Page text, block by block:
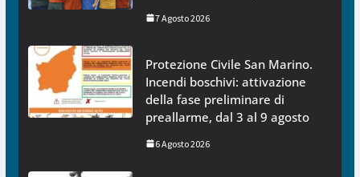
7 Agosto 2026
Protezione Civile San Marino.
Incendi boschivi: attivazione
della fase preliminare di
preallarme, dal 3 al 9 agosto
6 Agosto 2026